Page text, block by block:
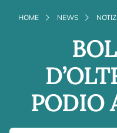
HOME NEWS
PODIO